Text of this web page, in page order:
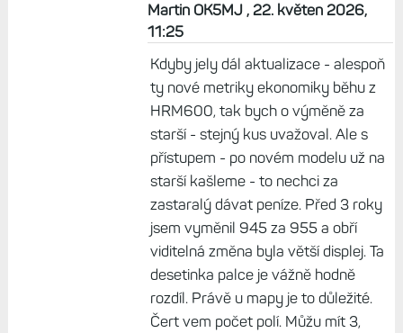
Martin OK5MJ , 22. květen 2026,
11:25
Kdyby jely dál aktualizace - alespoň
ty nové metriky ekonomiky běhu z
HRM600, tak bych o výměně za
starší - stejný kus uvažoval. Ale s
přístupem - po novém modelu už na
starší kašleme - to nechci za
zastaralý dávat peníze. Před 3 roky
jsem vyměnil 945 za 955 a obří
viditelná změna byla větší displej. Ta
desetinka palce je vážně hodně
rozdíl. Právě u mapy je to důležité.
Čert vem počet polí. Můžu mít 3,